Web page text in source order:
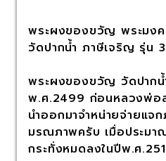
พระผงของขวัญ พระมง
วัดปากน้ำ ภาษีเจริญ รุ่น
พระผงของขวัญ วัดปากน้
พ.ศ.2499 ก่อนหลวงพ่อ
นำออกมาจำหน่ายจ่ายแจ
มรณภาพครับ เมื่อประม
กระทั่งหมดลงในปีพ.ศ